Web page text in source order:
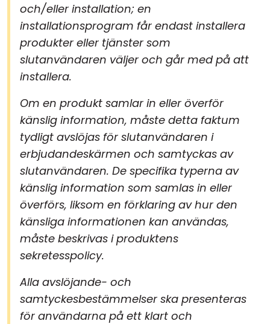
och/eller installation; en
installationsprogram får endast installera
produkter eller tjänster som
slutanvändaren väljer och går med på att
installera.
Om en produkt samlar in eller överför
känslig information, måste detta faktum
tydligt avslöjas för slutanvändaren i
erbjudandeskärmen och samtyckas av
slutanvändaren. De specifika typerna av
känslig information som samlas in eller
överförs, liksom en förklaring av hur den
känsliga informationen kan användas,
måste beskrivas i produktens
sekretesspolicy.
Alla avslöjande- och
samtyckesbestämmelser ska presenteras
för användarna på ett klart och